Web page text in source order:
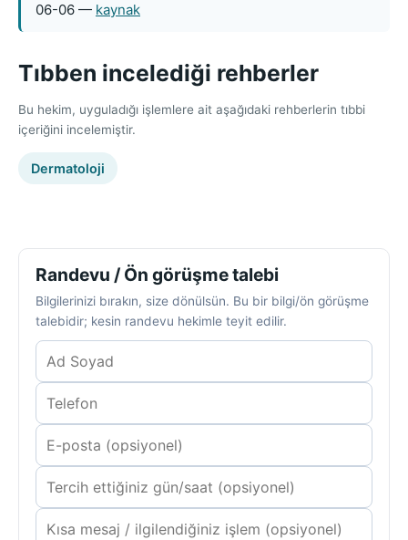
06-06 — kaynak
Tıbben incelediği rehberler
Bu hekim, uyguladığı işlemlere ait aşağıdaki rehberlerin tıbbi
içeriğini incelemiştir.
Dermatoloji
Randevu / Ön görüşme talebi
Bilgilerinizi bırakın, size dönülsün. Bu bir bilgi/ön görüşme
talebidir; kesin randevu hekimle teyit edilir.